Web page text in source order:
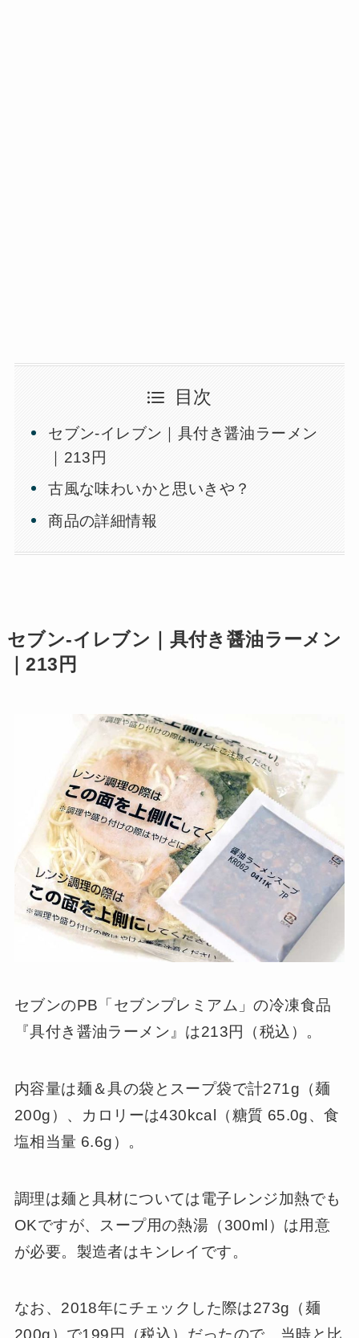
目次
セブン-イレブン｜具付き醤油ラーメン
｜213円
古風な味わいかと思いきや？
商品の詳細情報
セブン-イレブン｜具付き醤油ラーメン
｜213円
セブンのPB「セブンプレミアム」の冷凍食品
『具付き醤油ラーメン』は213円（税込）。
内容量は麺＆具の袋とスープ袋で計271g（麺
200g）、カロリーは430kcal（糖質 65.0g、食
塩相当量 6.6g）。
調理は麺と具材については電子レンジ加熱でも
OKですが、スープ用の熱湯（300ml）は用意
が必要。製造者はキンレイです。
なお、2018年にチェックした際は273g（麺
200g）で199円（税込）だったので、当時と比